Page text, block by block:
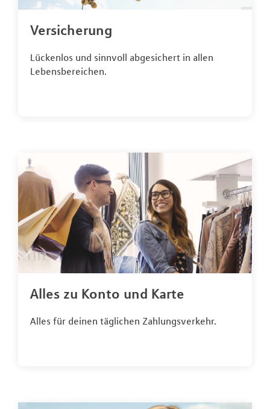
Versicherung
Lückenlos und sinnvoll abgesichert in allen
Lebensbereichen.
Alles zu Konto und Karte
Alles für deinen täglichen Zahlungsverkehr.